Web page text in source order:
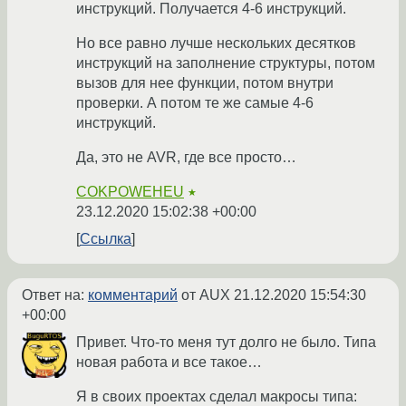
инструкций. Получается 4-6 инструкций.
Но все равно лучше нескольких десятков
инструкций на заполнение структуры, потом
вызов для нее функции, потом внутри
проверки. А потом те же самые 4-6
инструкций.
Да, это не AVR, где все просто…
COKPOWEHEU ★
23.12.2020 15:02:38 +00:00
Ссылка
Ответ на: комментарий от AUX 21.12.2020 15:54:30
+00:00
Привет. Что-то меня тут долго не было. Типа
новая работа и все такое…
Я в своих проектах сделал макросы типа: